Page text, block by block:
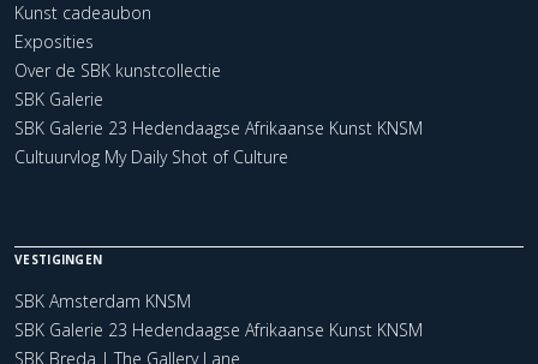
Kunst cadeaubon
Exposities
Over de SBK kunstcollectie
SBK Galerie
SBK Galerie 23 Hedendaagse Afrikaanse Kunst KNSM
Cultuurvlog My Daily Shot of Culture
VESTIGINGEN
SBK Amsterdam KNSM
SBK Galerie 23 Hedendaagse Afrikaanse Kunst KNSM
SBK Breda | The Gallery Lane